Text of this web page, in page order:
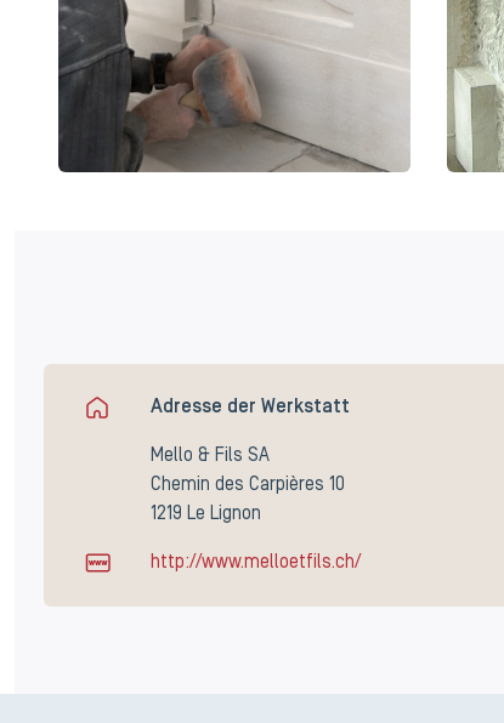
Adresse der Werkstatt
Mello & Fils SA
Chemin des Carpières 10
1219 Le Lignon
http://www.melloetfils.ch/